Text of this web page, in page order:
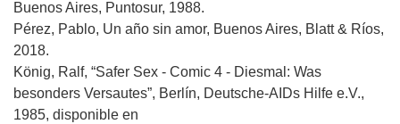
Buenos Aires, Puntosur, 1988.
Pérez, Pablo, Un año sin amor, Buenos Aires, Blatt & Ríos,
2018.
König, Ralf, “Safer Sex - Comic 4 - Diesmal: Was
besonders Versautes”, Berlín, Deutsche-AIDs Hilfe e.V.,
1985, disponible en